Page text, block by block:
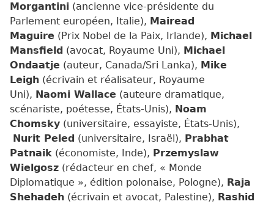
Morgantini (ancienne vice-présidente du
Parlement européen, Italie), Mairead
Maguire (Prix Nobel de la Paix, Irlande), Michael
Mansfield (avocat, Royaume Uni), Michael
Ondaatje (auteur, Canada/Sri Lanka), Mike
Leigh (écrivain et réalisateur, Royaume
Uni), Naomi Wallace (auteure dramatique,
scénariste, poétesse, États-Unis), Noam
Chomsky (universitaire, essayiste, États-Unis),
Nurit Peled (universitaire, Israël), Prabhat
Patnaik (économiste, Inde), Przemyslaw
Wielgosz (rédacteur en chef, « Monde
Diplomatique », édition polonaise, Pologne), Raja
Shehadeh (écrivain et avocat, Palestine), Rashid